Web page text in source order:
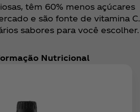
têm 60% menos açúcares
e são fonte de vitamina C.
sabores para você escolher.
Nutricional